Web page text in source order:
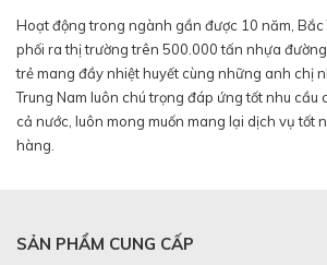
Hoạt động trong ngành gần được 10 năm, Bắc
phối ra thị trường trên 500.000 tấn nhựa
trẻ mang đầy nhiệt huyết cùng những anh chị
Trung Nam luôn chú trọng đáp ứng tốt nhu
cả nước, luôn mong muốn mang lại dịch vụ tốt
hàng.
SẢN PHẨM CUNG CẤP